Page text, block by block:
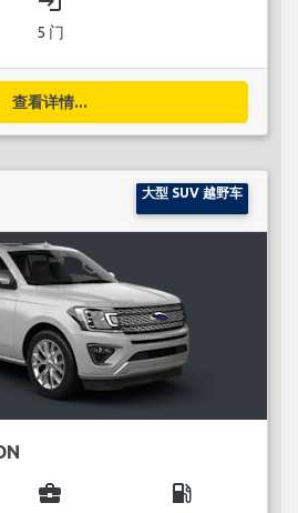
5 门
查看详情...
大型 SUV 越野车
business_center local_gas_station